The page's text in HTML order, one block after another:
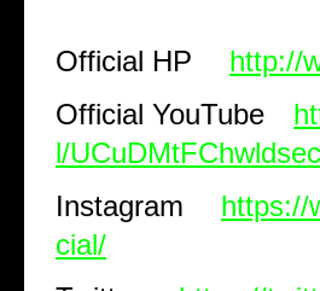
Official HP
http://
Official YouTube
l/
Instagram
https://
cial/